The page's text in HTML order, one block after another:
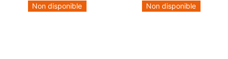
Non disponible Non disponible